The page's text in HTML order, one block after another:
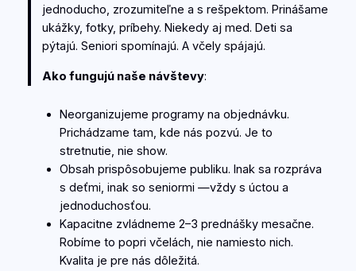
jednoducho, zrozumiteľne a s rešpektom. Prinášame
ukážky, fotky, príbehy. Niekedy aj med. Deti sa
pýtajú. Seniori spomínajú. A včely spájajú.
Ako fungujú naše návštevy:
Neorganizujeme programy na objednávku.
Prichádzame tam, kde nás pozvú. Je to
stretnutie, nie show.
Obsah prispôsobujeme publiku. Inak sa rozpráva
s deťmi, inak so seniormi —vždy s úctou a
jednoduchosťou.
Kapacitne zvládneme 2–3 prednášky mesačne.
Robíme to popri včelách, nie namiesto nich.
Kvalita je pre nás dôležitá.